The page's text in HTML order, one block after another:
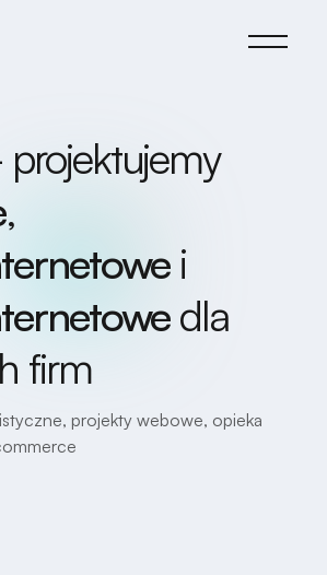
projektujemy
,
i
dla
firm
projekty webowe, opieka